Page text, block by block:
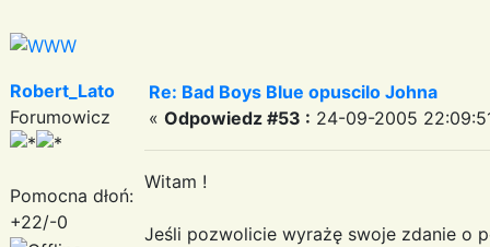
Robert_Lato
Forumowicz
Pomocna dłoń:
+22/-0
Re: Bad Boys Blue opuscilo Johna
« Odpowiedz #53 : 24-09-2005
Witam !
Jeśli pozwolicie wyrażę swoje zdanie o